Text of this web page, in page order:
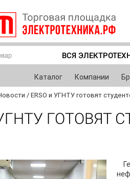
ВСЯ
Каталог Компании
/ ERSO и УГНТУ готовят
УГНТУ ГОТОВЯТ